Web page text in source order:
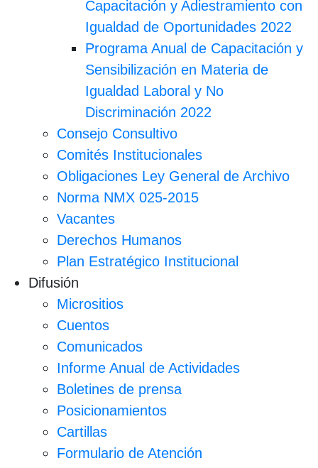
Capacitación y Adiestramiento con
Igualdad de Oportunidades 2022
Programa Anual de Capacitación y
Sensibilización en Materia de
Igualdad Laboral y No
Discriminación 2022
Consejo Consultivo
Comités Institucionales
Obligaciones Ley General de Archivo
Norma NMX 025-2015
Vacantes
Derechos Humanos
Plan Estratégico Institucional
Difusión
Micrositios
Cuentos
Comunicados
Informe Anual de Actividades
Boletines de prensa
Posicionamientos
Cartillas
Formulario de Atención